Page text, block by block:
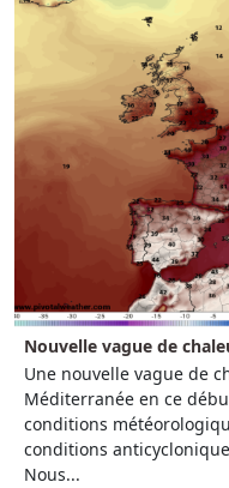
Nouvelle vague de
Une nouvelle vague de
Méditerranée en ce
conditions
conditions
Nous...